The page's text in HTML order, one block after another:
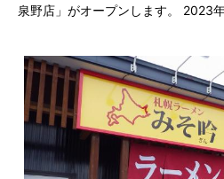
泉野店」がオープンします。 2023